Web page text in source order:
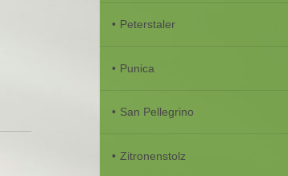
Peterstaler
Punica
San Pellegrino
Zitronenstolz